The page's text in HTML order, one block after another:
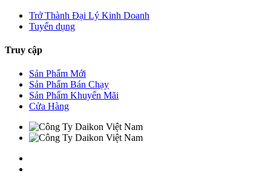
Trở Thành Đại Lý Kinh Doanh
Tuyển dụng
Truy cập
Sản Phẩm Mới
Sản Phẩm Bán Chạy
Sản Phẩm Khuyến Mãi
Cửa Hàng